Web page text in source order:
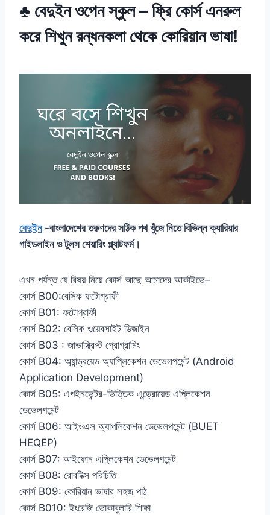
♣ বেদুইন ওপেন স্কুল – ফ্রি কোর্স এনরুল
করে শিখুন রন্ধনকলা থেকে কোরিয়ান ভাষা!
বেদুইন-বাংলাদেশের তরুণদের সঠিক পথ খুঁজে নিতে বিভিন্ন ক্যারিয়ার
গাইডলাইন ও টুলস শেয়ারিং প্ল্যাটফর্ম।
এখন পর্যন্ত যে বিষয় নিয়ে কোর্স আছে আমাদের আর্কাইভে–
কোর্স B00:বেসিক ফটোগ্রাফী
কোর্স B01: ফটোগ্রাফী
কোর্স B02: বেসিক ওয়েবসাইট ডিজাইন
কোর্স B03 : জাভাস্ক্রিপ্ট প্রোগ্রামিং
কোর্স B04: অ্যান্ড্রয়েড অ্যাপ্লিকেশন ডেভেলপমেন্ট (Android
Application Development)
কোর্স B05: এপইনভেন্টর-ভিত্তিক এন্ড্রোয়েড এপ্লিকেশন
ডেভেলপমেন্ট
কোর্স B06: আইওএস অ্যাপলিকেশন ডেভেলপমেন্ট (BUET
HEQEP)
কোর্স B07: আইফোন এপ্লিকেশন ডেভেলপমেন্ট
কোর্স B08: রোবটিক্স পরিচিতি
কোর্স B09: কোরিয়ান ভাষার সহজ পাঠ
কোর্স B010: ইংরেজি ভোকাবুলারি শিক্ষা